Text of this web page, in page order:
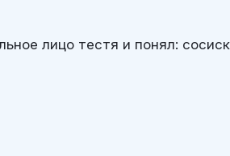
лицо тестя и понял: